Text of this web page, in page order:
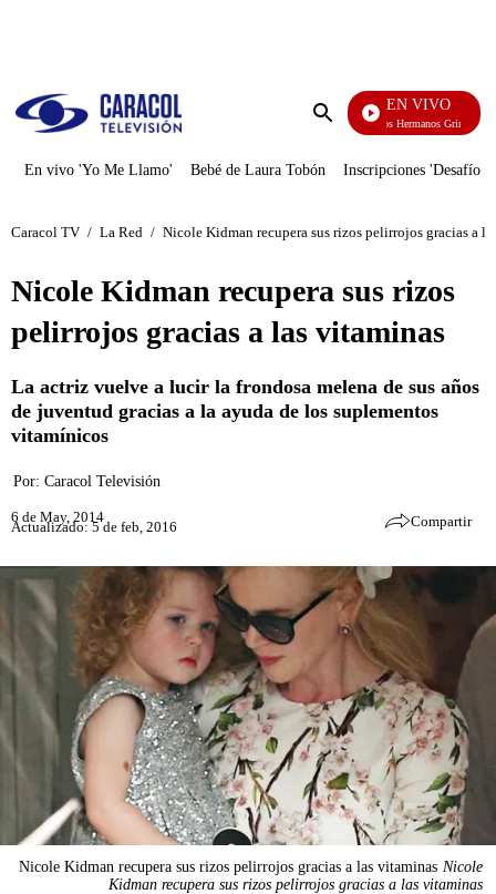
Enviar
EN VIVO
Cuentos De Los Hermanos Grimm
En vivo 'Yo Me Llamo' Bebé de Laura Tobón Inscripciones 'Desafío'
Caracol TV / La Red / Nicole Kidman recupera sus rizos pelirrojos gracias a
Nicole Kidman recupera sus rizos
pelirrojos gracias a las vitaminas
La actriz vuelve a lucir la frondosa melena de sus años
de juventud gracias a la ayuda de los suplementos
vitamínicos
Por: Caracol Televisión
6 de May, 2014
Actualizado: 5 de feb, 2016 Compartir
Nicole Kidman recupera sus rizos pelirrojos gracias a las vitaminas Nicole
Kidman recupera sus rizos pelirrojos gracias a las vitaminas